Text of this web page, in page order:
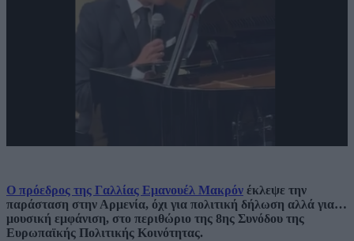
Ο πρόεδρος της Γαλλίας Εμανουέλ Μακρόν έκλεψε την
παράσταση στην Αρμενία, όχι για πολιτική δήλωση αλλά για…
μουσική εμφάνιση, στο περιθώριο της 8ης Συνόδου της
Ευρωπαϊκής Πολιτικής Κοινότητας.